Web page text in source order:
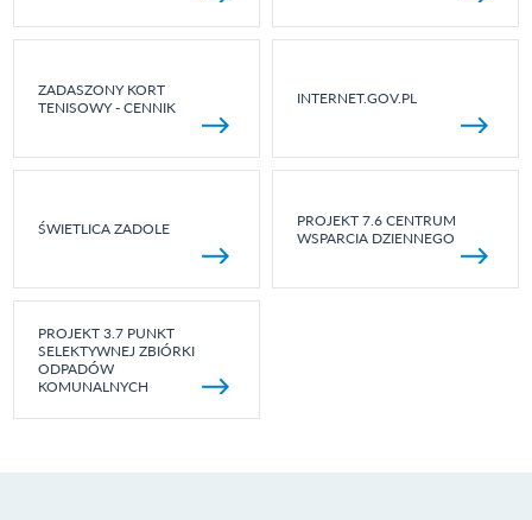
ZADASZONY KORT
TENISOWY - CENNIK
INTERNET.GOV.PL
ŚWIETLICA ZADOLE
PROJEKT 7.6 CENTRUM
WSPARCIA DZIENNEGO
PROJEKT 3.7 PUNKT
SELEKTYWNEJ ZBIÓRKI
ODPADÓW
KOMUNALNYCH